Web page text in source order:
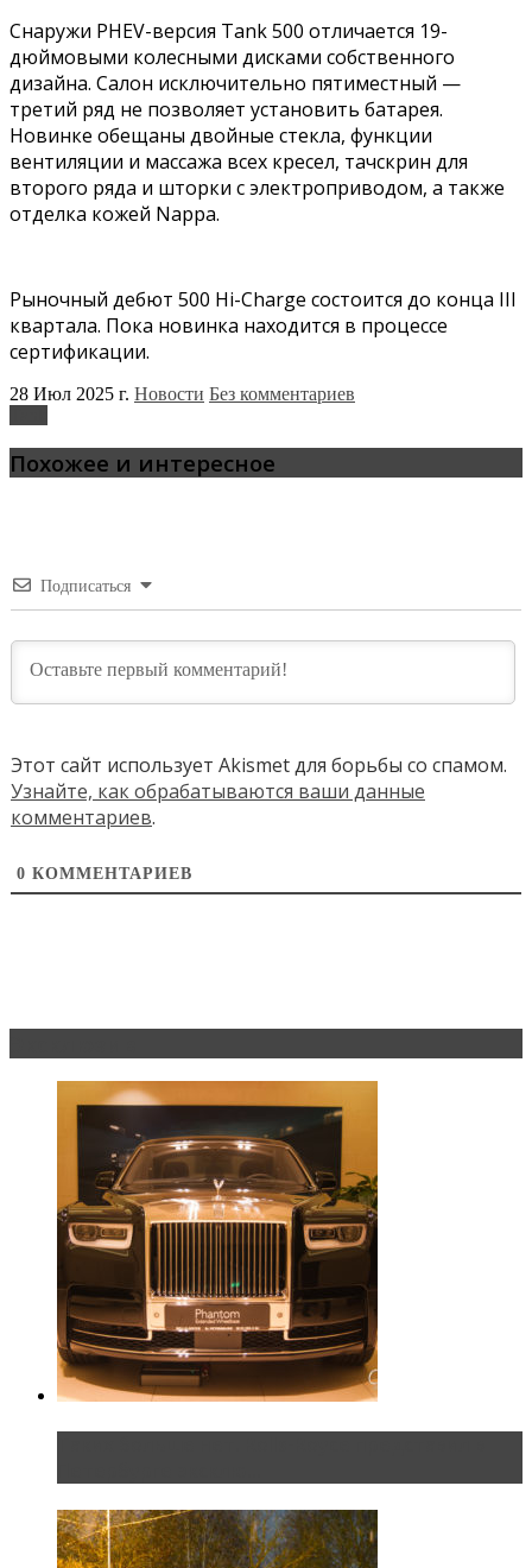
Снаружи PHEV-версия Tank 500 отличается 19-
дюймовыми колесными дисками собственного
дизайна. Салон исключительно пятиместный —
третий ряд не позволяет установить батарея.
Новинке обещаны двойные стекла, функции
вентиляции и массажа всех кресел, тачскрин для
второго ряда и шторки с электроприводом, а также
отделка кожей Nappa.
Рыночный дебют 500 Hi-Charge состоится до конца III
квартала. Пока новинка находится в процессе
сертификации.
28 Июл 2025 г. Новости Без комментариев
Похожее и интересное
Подписаться
Этот сайт использует Akismet для борьбы со спамом.
Узнайте, как обрабатываются ваши данные
комментариев.
0 КОММЕНТАРИЕВ